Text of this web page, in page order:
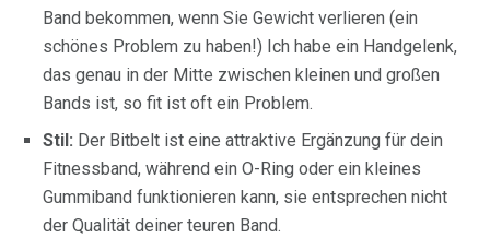
Band bekommen, wenn Sie Gewicht verlieren (ein
schönes Problem zu haben!) Ich habe ein Handgelenk,
das genau in der Mitte zwischen kleinen und großen
Bands ist, so fit ist oft ein Problem.
Stil: Der Bitbelt ist eine attraktive Ergänzung für dein
Fitnessband, während ein O-Ring oder ein kleines
Gummiband funktionieren kann, sie entsprechen nicht
der Qualität deiner teuren Band.